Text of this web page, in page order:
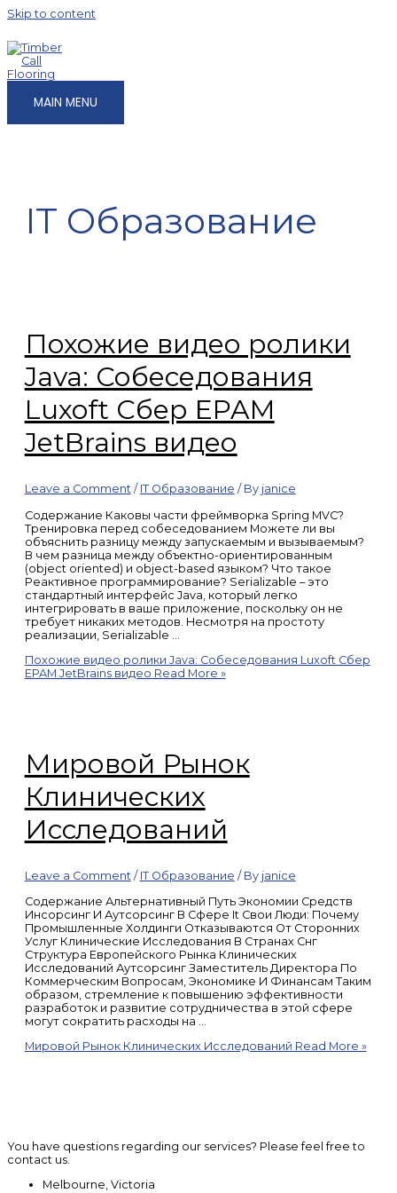
Skip to content
MAIN MENU
IT Образование
Похожие видео ролики
Java: Собеседования
Luxoft Cбер EPAM
JetBrains видео
Leave a Comment / IT Образование / By janice
Содержание Каковы части фреймворка Spring MVC?
Тренировка перед собеседованием Можете ли вы
объяснить разницу между запускаемым и вызываемым?
В чем разница между объектно-ориентированным
(object oriented) и object-based языком? Что такое
Реактивное программирование? Serializable – это
стандартный интерфейс Java, который легко
интегрировать в ваше приложение, поскольку он не
требует никаких методов. Несмотря на простоту
реализации, Serializable …
Похожие видео ролики Java: Собеседования Luxoft Cбер
EPAM JetBrains видео Read More »
Мировой Рынок
Клинических
Исследований
Leave a Comment / IT Образование / By janice
Содержание Альтернативный Путь Экономии Средств
Инсорсинг И Аутсорсинг В Сфере It Свои Люди: Почему
Промышленные Холдинги Отказываются От Сторонних
Услуг Клинические Исследования В Странах Снг
Структура Европейского Рынка Клинических
Исследований Аутсорсинг Заместитель Директора По
Коммерческим Вопросам, Экономике И Финансам Таким
образом, стремление к повышению эффективности
разработок и развитие сотрудничества в этой сфере
могут сократить расходы на …
Мировой Рынок Клинических Исследований Read More »
You have questions regarding our services? Please feel free to
contact us.
Melbourne, Victoria